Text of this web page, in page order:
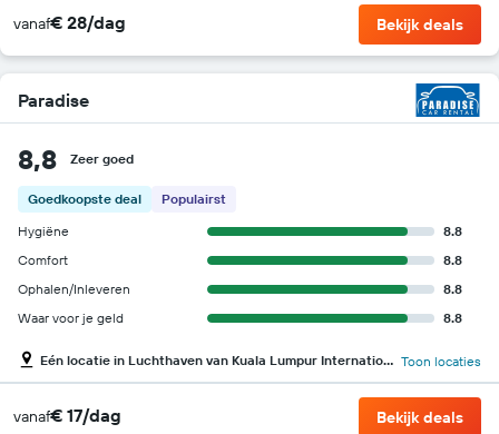
vanaf€ 28/dag Bekijk deals
Paradise
8,8 Zeer goed
Goedkoopste deal
Populairst
Hygiëne
8.8
Comfort
8.8
Ophalen/Inleveren
8.8
Waar voor je geld
8.8
Eén locatie in Luchthaven van Kuala Lumpur Internationaal Toon locaties
vanaf€ 17/dag Bekijk deals